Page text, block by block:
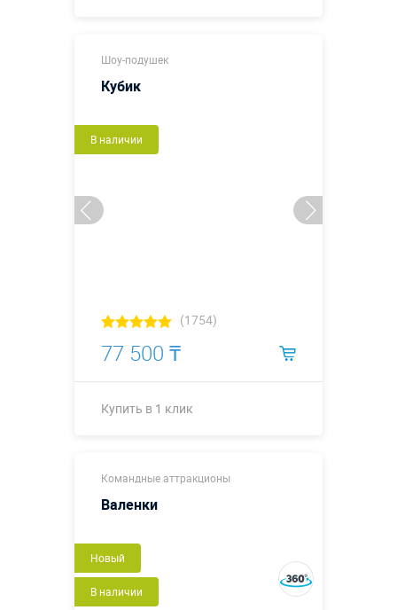
Шоу-подушек
Кубик
В наличии
(1754)
77 500 ₸
Купить в 1 клик
Командные аттракционы
Валенки
Новый
В наличии